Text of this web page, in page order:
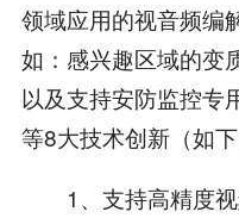
领域应用的视音频编
如：感兴趣区域的变
以及支持安防监控专
等8大技术创新（如下
1、支持高精度视